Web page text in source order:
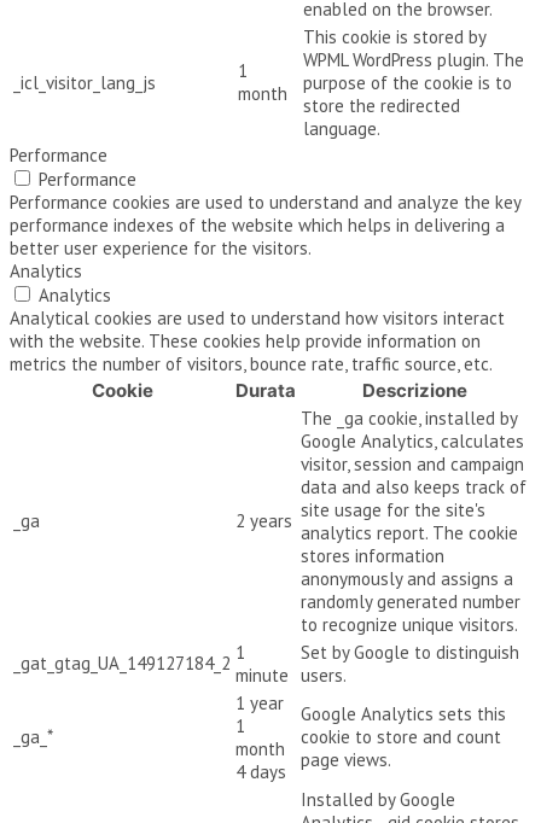
enabled on the browser.
_icl_visitor_lang_js
1
month
This cookie is stored by
WPML WordPress plugin. The
purpose of the cookie is to
store the redirected
language.
Performance
Performance
Performance cookies are used to understand and analyze the key
performance indexes of the website which helps in delivering a
better user experience for the visitors.
Analytics
Analytics
Analytical cookies are used to understand how visitors interact
with the website. These cookies help provide information on
metrics the number of visitors, bounce rate, traffic source, etc.
Cookie
Durata Descrizione
_ga 2 years
The _ga cookie, installed by
Google Analytics, calculates
visitor, session and campaign
data and also keeps track of
site usage for the site's
analytics report. The cookie
stores information
anonymously and assigns a
randomly generated number
to recognize unique visitors.
_gat_gtag_UA_149127184_2 1
minute
Set by Google to distinguish
users.
_ga_*
1 year
1
month
4 days
Google Analytics sets this
cookie to store and count
page views.
Installed by Google